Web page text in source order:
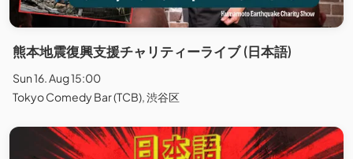
熊本地震復興支援チャリティーライブ (日本語)
Sun 16. Aug 15:00
Tokyo Comedy Bar (TCB), 渋谷区